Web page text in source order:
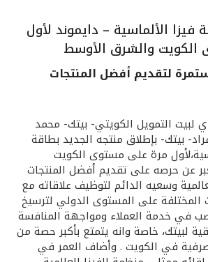
البيع
الصرف الآلي
فيزا الألماسية – دايموند لأول
والشرق الأوسط
لتقديم أفضل المنتجات
لبيت التمويل الكويتي- بيتك- محمد
بيتك- بإطلاق منتجه الجديد بطاقة
مرة على مستوى الكويت
عن حرصه على تقديم أفضل المنتجات
وسعيه الدائم لتوظيف علاقاته مع
على المستوى الدولي لترسيخ
في خدمة العملاء ومواجهة المنافسة
لبيتك، خاصة وانه يتمتع بأكبر حصة من
في الكويت . وأضاف العمر في